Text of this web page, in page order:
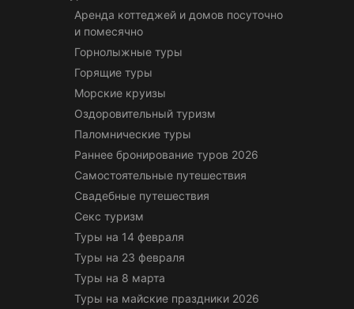
Аренда коттеджей и домов посуточно
и помесячно
Горнолыжные туры
Горящие туры
Морские круизы
Оздоровительный туризм
Паломнические туры
Раннее бронирование туров 2026
Самостоятельные путешествия
Свадебные путешествия
Секс туризм
Туры на 14 февраля
Туры на 23 февраля
Туры на 8 марта
Туры на майские праздники 2026